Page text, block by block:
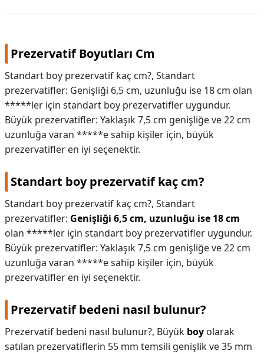
Prezervatif Boyutları Cm
Standart boy prezervatif kaç cm?, Standart
prezervatifler: Genişliği 6,5 cm, uzunluğu ise 18 cm olan
*****ler için standart boy prezervatifler uygundur.
Büyük prezervatifler: Yaklaşık 7,5 cm genişliğe ve 22 cm
uzunluğa varan *****e sahip kişiler için, büyük
prezervatifler en iyi seçenektir.
Standart boy prezervatif kaç cm?
Standart boy prezervatif kaç cm?, Standart
prezervatifler: Genişliği 6,5 cm, uzunluğu ise 18 cm
olan *****ler için standart boy prezervatifler uygundur.
Büyük prezervatifler: Yaklaşık 7,5 cm genişliğe ve 22 cm
uzunluğa varan *****e sahip kişiler için, büyük
prezervatifler en iyi seçenektir.
Prezervatif bedeni nasıl bulunur?
Prezervatif bedeni nasıl bulunur?, Büyük boy olarak
satılan prezervatiflerin 55 mm temsili genişlik ve 35 mm